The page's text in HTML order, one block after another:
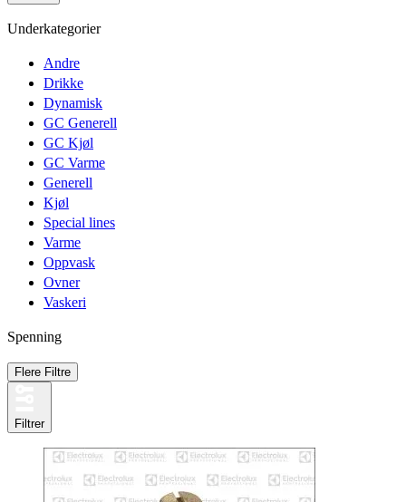
Underkategorier
Andre
Drikke
Dynamisk
GC Generell
GC Kjøl
GC Varme
Generell
Kjøl
Special lines
Varme
Oppvask
Ovner
Vaskeri
Spenning
Flere Filtre
Filtrer